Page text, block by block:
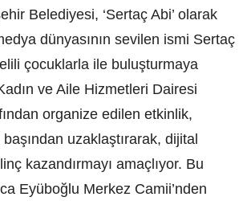
Belediyesi, ‘Sertaç Abi’ olarak
dünyasının sevilen ismi Sertaç
çocuklarla ile buluşturmaya
ve Aile Hizmetleri Dairesi
organize edilen etkinlik,
uzaklaştırarak, dijital
kazandırmayı amaçlıyor. Bu
Eyüboğlu Merkez Camii’nden